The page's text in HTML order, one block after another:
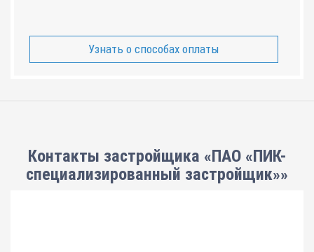
Узнать о способах оплаты
Контакты застройщика «ПАО «ПИК-
специализированный застройщик»»